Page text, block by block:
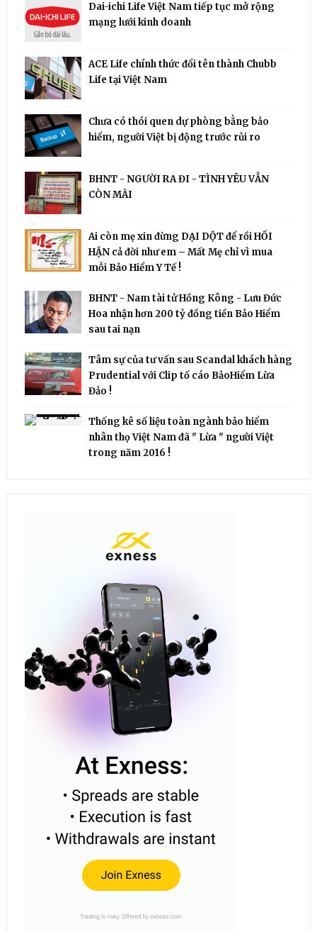
Dai-ichi Life Việt Nam tiếp tục mở rộng
mạng lưới kinh doanh
ACE Life chính thức đổi tên thành Chubb
Life tại Việt Nam
Chưa có thói quen dự phòng bằng bảo
hiểm, người Việt bị động trước rủi ro
BHNT - NGƯỜI RA ĐI - TÌNH YÊU VẪN
CÒN MÃI
Ai còn mẹ xin đừng DẠI DỘT để rồi HỐI
HẬN cả đời như em – Mất Mẹ chỉ vì mua
mỗi Bảo Hiểm Y Tế !
BHNT - Nam tài tử Hồng Kông - Lưu Đức
Hoa nhận hơn 200 tỷ đồng tiền Bảo Hiểm
sau tai nạn
Tâm sự của tư vấn sau Scandal khách hàng
Prudential với Clip tố cáo BảoHiểm Lừa
Đảo !
Thống kê số liệu toàn ngành bảo hiểm
nhân thọ Việt Nam đã " Lừa " người Việt
trong năm 2016 !